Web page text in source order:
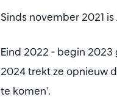
Sinds november 2021
Eind 2022 - begin
2024 trekt ze opnieuw
te komen'.